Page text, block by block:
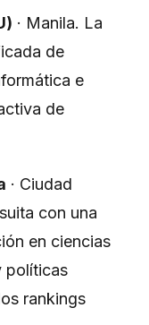
· Manila. La
de
e
de
· Ciudad
con una
en ciencias
políticas
rankings